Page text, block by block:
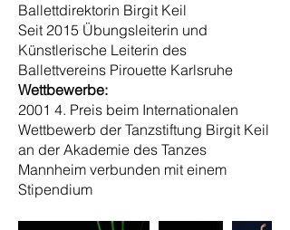
Ballettdirektorin Birgit Keil
Seit 2015 Übungsleiterin und
Künstlerische Leiterin des
Ballettvereins Pirouette Karlsruhe
Wettbewerbe:
2001 4. Preis beim Internationalen
Wettbewerb der Tanzstiftung Birgit Keil
an der Akademie des Tanzes
Mannheim verbunden mit einem
Stipendium